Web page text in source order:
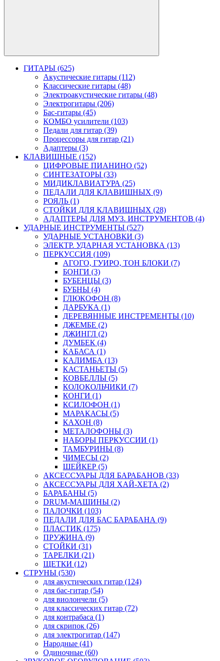
ГИТАРЫ (625)
Акустические гитары (112)
Классические гитары (48)
Электроакустические гитары (48)
Электрогитары (206)
Бас-гитары (45)
КОМБО усилители (103)
Педали для гитар (39)
Процессоры для гитар (21)
Адаптеры (3)
КЛАВИШНЫЕ (152)
ЦИФРОВЫЕ ПИАНИНО (52)
СИНТЕЗАТОРЫ (33)
МИДИКЛАВИАТУРА (25)
ПЕДАЛИ ДЛЯ КЛАВИШНЫХ (9)
РОЯЛЬ (1)
СТОЙКИ ДЛЯ КЛАВИШНЫХ (28)
АДАПТЕРЫ ДЛЯ МУЗ. ИНСТРУМЕНТОВ (4)
УДАРНЫЕ ИНСТРУМЕНТЫ (527)
УДАРНЫЕ УСТАНОВКИ (3)
ЭЛЕКТР. УДАРНАЯ УСТАНОВКА (13)
ПЕРКУССИЯ (109)
АГОГО, ГУИРО, ТОН БЛОКИ (7)
БОНГИ (3)
БУБЕНЦЫ (3)
БУБНЫ (4)
ГЛЮКОФОН (8)
ДАРБУКА (1)
ДЕРЕВЯННЫЕ ИНСТРЕМЕНТЫ (10)
ДЖЕМБЕ (2)
ДЖИНГЛ (2)
ДУМБЕК (4)
КАБАСА (1)
КАЛИМБА (13)
КАСТАНЬЕТЫ (5)
КОВБЕЛЛЫ (5)
КОЛОКОЛЬЧИКИ (7)
КОНГИ (1)
КСИЛОФОН (1)
МАРАКАСЫ (5)
КАХОН (8)
МЕТАЛОФОНЫ (3)
НАБОРЫ ПЕРКУССИИ (1)
ТАМБУРИНЫ (8)
ЧИМЕСЫ (2)
ШЕЙКЕР (5)
АКСЕССУАРЫ ДЛЯ БАРАБАНОВ (33)
АКСЕССУАРЫ ДЛЯ ХАЙ-ХЕТА (2)
БАРАБАНЫ (5)
DRUM-МАШИНЫ (2)
ПАЛОЧКИ (103)
ПЕДАЛИ ДЛЯ БАС БАРАБАНА (9)
ПЛАСТИК (175)
ПРУЖИНА (9)
СТОЙКИ (31)
ТАРЕЛКИ (21)
ЩЕТКИ (12)
СТРУНЫ (530)
для акустических гитар (124)
для бас-гитар (54)
для виолончели (5)
для классических гитар (72)
для контрабаса (1)
для скрипок (26)
для электрогитар (147)
Народные (41)
Одиночные (60)